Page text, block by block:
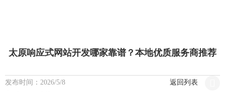
太原响应式网站开发哪家靠谱？本地优质服务商推荐
发布时间：2026/5/8
返回列表